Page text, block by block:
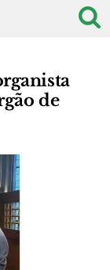
de